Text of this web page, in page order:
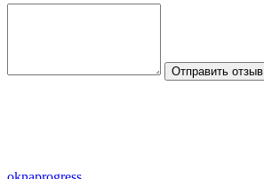
Отправить отзыв